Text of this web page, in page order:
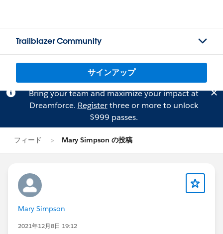
Trailblazer Community
サインアップ
Bring your team and maximize your impact at
Dreamforce. Registerthree or more to unlock
$999 passes.
フィード Mary Simpson の投稿
Mary Simpson
2021年12月8日 19:12